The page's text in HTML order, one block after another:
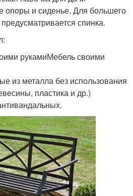
опоры и сиденье. Для большего
спинка.
рукамиМебель своими
из металла без использования
пластика и др.)